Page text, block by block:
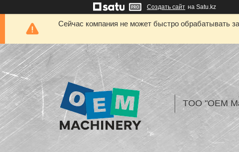
Создать сайт на Satu.kz
Сейчас компания не может быстро обрабатывать
TOO "OEM